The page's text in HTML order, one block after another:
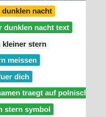
nacht
dunklen nacht text
kleiner stern
meissen
dich
traegt auf polnisch
stern symbol